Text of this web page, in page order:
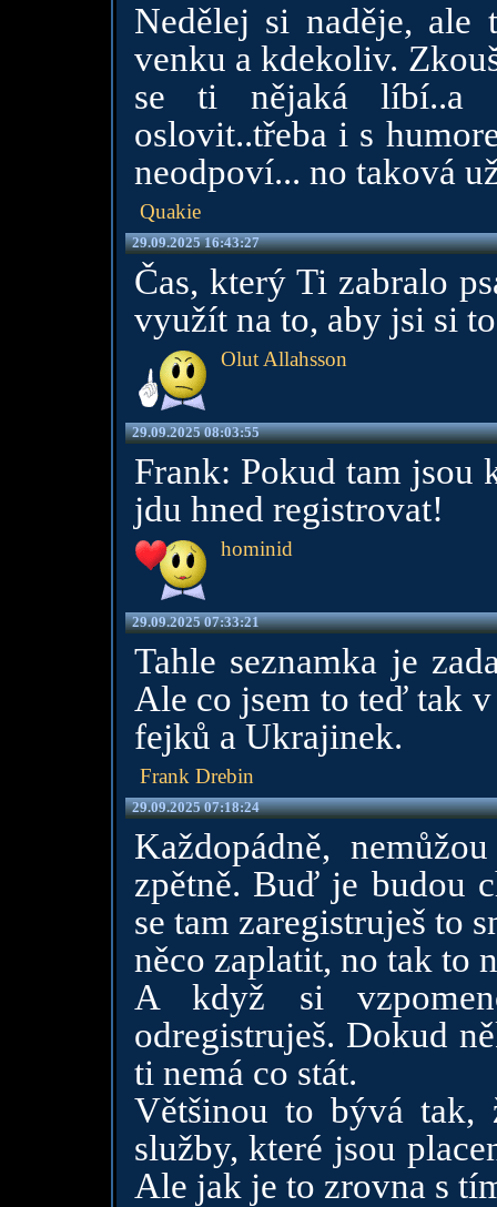
Nedělej si naděje, ale
venku a kdekoliv.
se ti nějaká líbí..a
oslovit..třeba i s
neodpoví... no taková
Quakie
29.09.2025 16:43:27
Čas, který Ti zabralo
využít na to, aby jsi si
Olut Allahsson
29.09.2025 08:03:55
Frank: Pokud tam jsou
jdu hned registrovat!
hominid
29.09.2025 07:33:21
Tahle seznamka je
Ale co jsem to teď tak
fejků a Ukrajinek.
Frank Drebin
29.09.2025 07:18:24
Každopádně,
zpětně. Buď je budou
se tam zaregistruješ to
něco zaplatit, no tak to
A když si
odregistruješ. Dokud
ti nemá co stát.
Většinou to bývá tak,
služby, které jsou
Ale jak je to zrovna s